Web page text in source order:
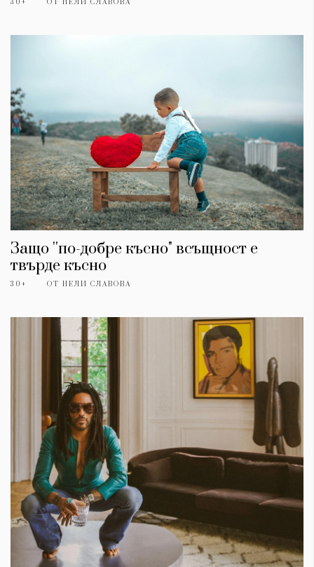
30+ ОТ НЕЛИ СЛАВОВА
Защо ''по-добре късно" всъщност е
твърде късно
30+ ОТ НЕЛИ СЛАВОВА
КАТЕГОРИИ
Wine&Dine
Подкасти
Мода
Dialogue
Изкуство
ЗА НАС
Условия за
За нас
Реклама
Политика за